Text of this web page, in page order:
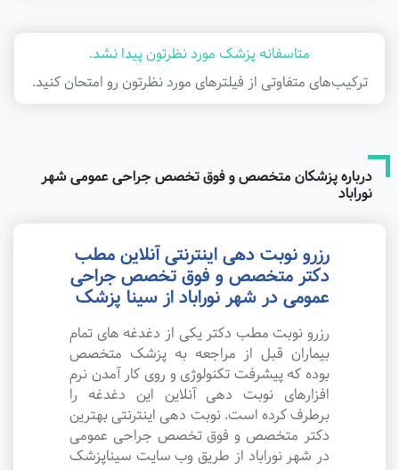
متاسفانه پزشک مورد نظرتون پیدا نشد.
ترکیب‌های متفاوتی از فیلتر‌های مورد نظرتون رو امتحان کنید.
درباره پزشکان متخصص و فوق تخصص جراحی عمومی شهر
نوراباد
رزرو نوبت دهی اینترنتی آنلاین مطب
دکتر متخصص و فوق تخصص جراحی
عمومی در شهر نوراباد از سینا پزشک
رزرو نوبت مطب دکتر یکی از دغدغه های تمام
بیماران قبل از مراجعه به پزشک متخصص
بوده که پیشرفت تکنولوژی و روی کار آمدن نرم
افزارهای نوبت دهی آنلاین این دغدغه را
برطرف کرده است. نوبت دهی اینترنتی بهترین
دکتر متخصص و فوق تخصص جراحی عمومی
در شهر نوراباد از طریق وب سایت سیناپزشک